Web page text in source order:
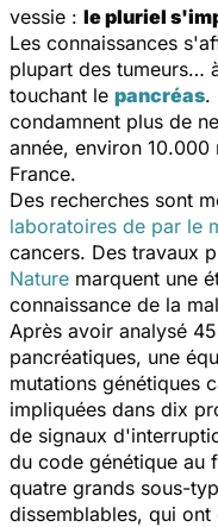
vessie : le pluriel
Les connaissances
plupart des tumeurs…
touchant le pancréas.
condamnent plus de
année, environ 10.000
France.
Des recherches sont
laboratoires de par le
cancers. Des travaux
Nature marquent une
connaissance de la
Après avoir analysé
pancréatiques, une
mutations génétiques
impliquées dans dix
de signaux
du code génétique au
quatre grands sous-
dissemblables, qui ont